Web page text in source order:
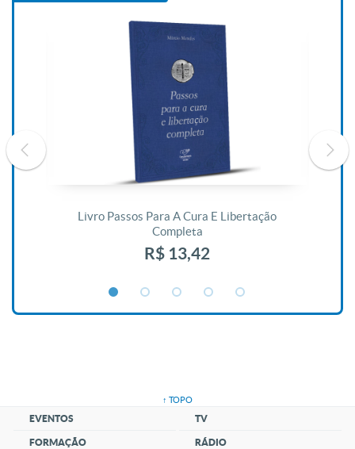
Livro Passos Para A Cura E Libertação
Completa
R$ 13,42
↑ TOPO
EVENTOS
FORMAÇÃO
TV
RÁDIO